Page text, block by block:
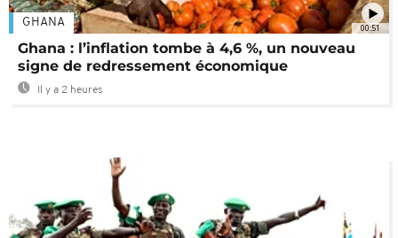
00:51
GHANA
Ghana : l’inflation tombe à 4,6 %, un nouveau
signe de redressement économique
Il y a 2 heures